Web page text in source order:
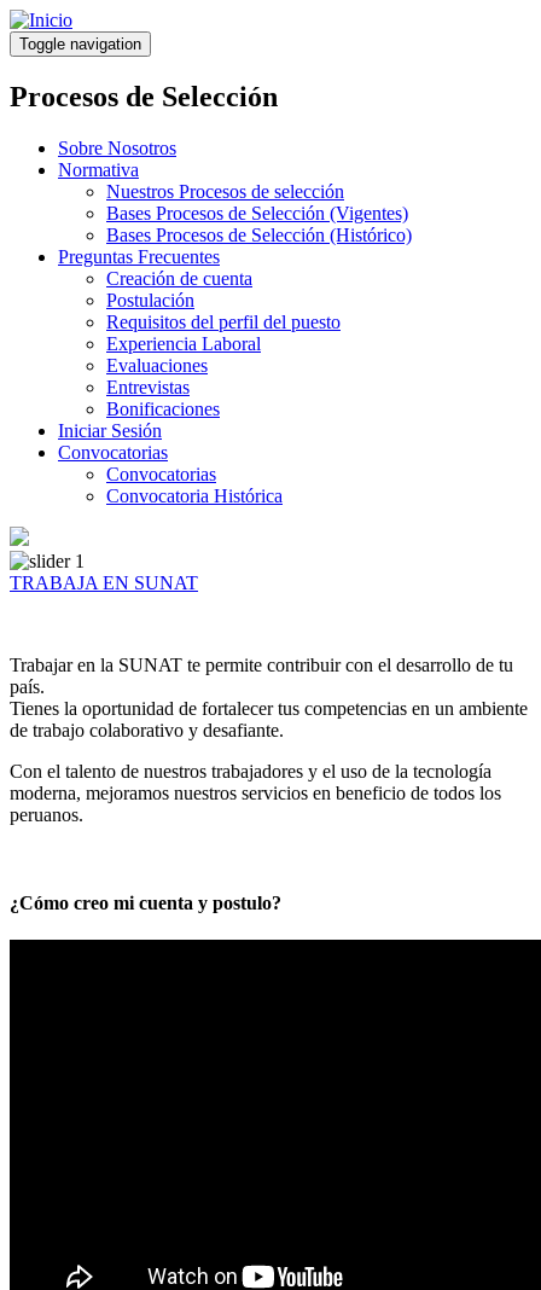
Pasar
al
contenido
principal
Toggle navigation
Procesos de Selección
Sobre Nosotros
Normativa
Nuestros Procesos de selección
Bases Procesos de Selección (Vigentes)
Bases Procesos de Selección (Histórico)
Preguntas Frecuentes
Creación de cuenta
Postulación
Requisitos del perfil del puesto
Experiencia Laboral
Evaluaciones
Entrevistas
Bonificaciones
Iniciar Sesión
Convocatorias
Convocatorias
Convocatoria Histórica
TRABAJA EN SUNAT
Trabajar en la SUNAT te permite contribuir con el desarrollo de tu
país.
Tienes la oportunidad de fortalecer tus competencias en un ambiente
de trabajo colaborativo y desafiante.
Con el talento de nuestros trabajadores y el uso de la tecnología
moderna, mejoramos nuestros servicios en beneficio de todos los
peruanos.
¿Cómo creo mi cuenta y postulo?